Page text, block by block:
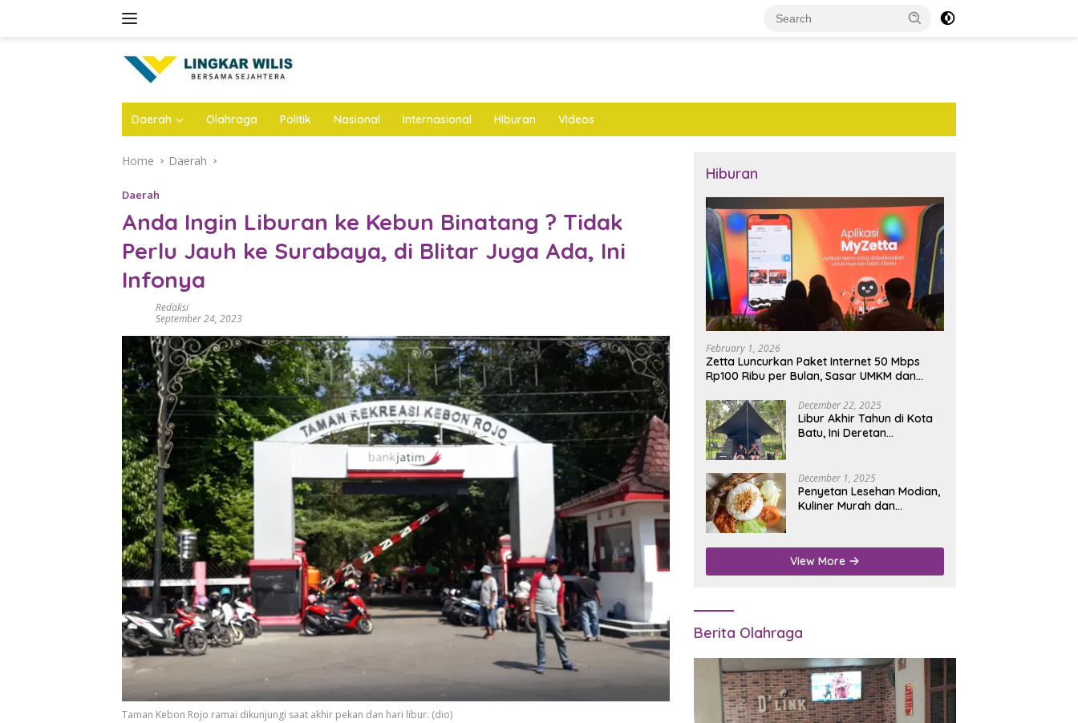
Daerah Olahraga Politik Nasional Internasional Hiburan Videos
Home Daerah
Daerah
Anda Ingin Liburan ke Kebun Binatang ? Tidak
Perlu Jauh ke Surabaya, di Blitar Juga Ada, Ini
Infonya
Redaksi
September 24, 2023
Taman Kebon Rojo ramai dikunjungi saat akhir pekan dan hari libur. (dio)
Hiburan
February 1, 2026
Zetta Luncurkan Paket Internet 50 Mbps
Rp100 Ribu per Bulan, Sasar UMKM dan
December 22, 2025
Libur Akhir Tahun di Kota
Batu, Ini Deretan
December 1, 2025
Penyetan Lesehan Modian,
Kuliner Murah dan
Nganjuk
View More
Berita Olahraga